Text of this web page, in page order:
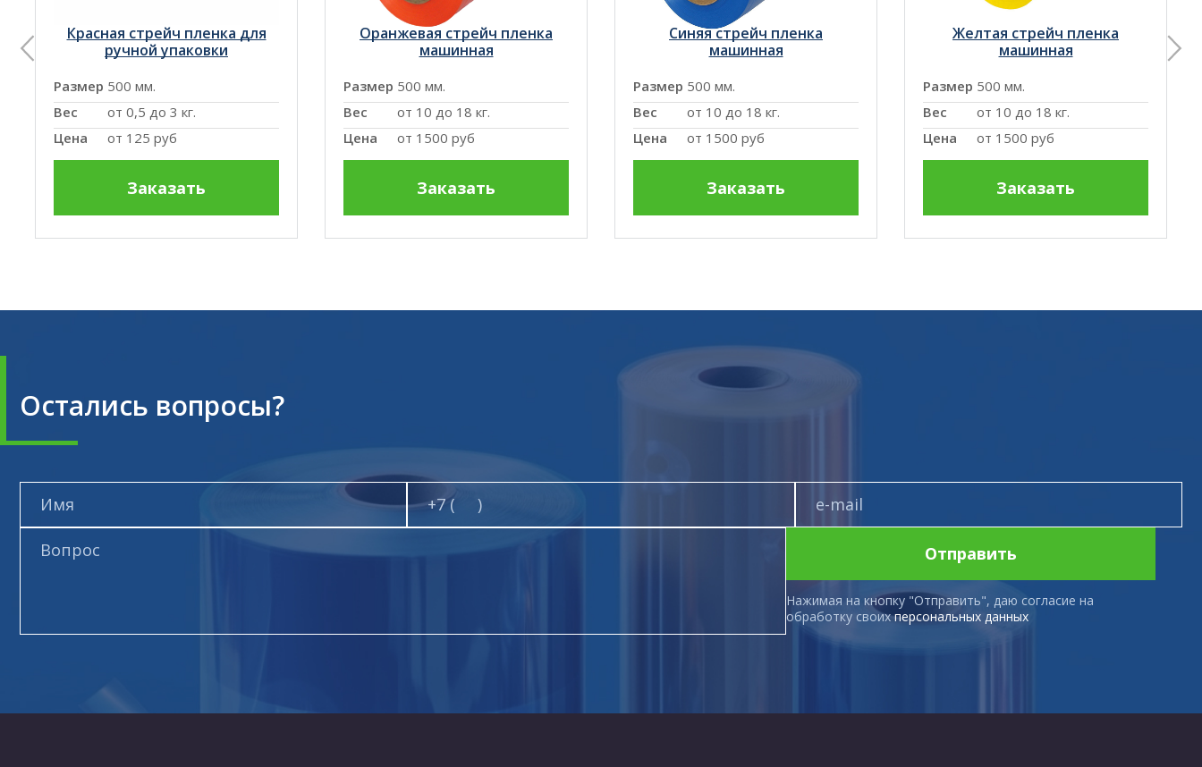
Красная стрейч пленка для
ручной упаковки
Размер 500 мм.
Вес
от 0,5 до 3 кг.
Цена
от 125 руб
Заказать
Оранжевая стрейч пленка
машинная
Размер 500 мм.
Вес
от 10 до 18 кг.
Цена
от 1500 руб
Заказать
Синяя стрейч пленка
машинная
Размер 500 мм.
Вес
от 10 до 18 кг.
Цена
от 1500 руб
Заказать
Желтая стрейч пленка
машинная
Размер 500 мм.
Вес
от 10 до 18 кг.
Цена
от 1500 руб
Заказать
Остались вопросы?
Нажимая на кнопку "Отправить", даю согласие на
обработку своихперсональных данных
Отправить